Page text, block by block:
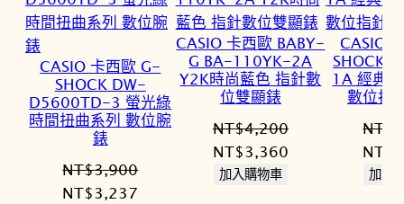
CASIO 卡西歐 G-
SHOCK DW-
D5600TD-3 螢光綠
時間扭曲系列 數位腕
錶
NT$3,900
原
NT$3,237
CASIO 卡西歐 BABY-
G BA-110YK-2A
Y2K時尚藍色 指針數
位雙顯錶
NT$4,200
原
始
NT$3,360目
加入購物車
CASIO
SHOCK
1A 經典
數位指
NT$
原
始
NT$
加入